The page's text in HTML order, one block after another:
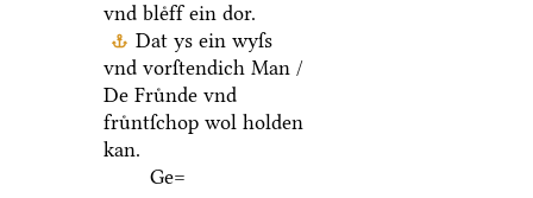
vnd bleͤff ein dor.
Dat ys ein wyſs
vnd vorſtendich Man /
De Fruͤnde vnd
fruͤntſchop wol holden
kan.
Ge=